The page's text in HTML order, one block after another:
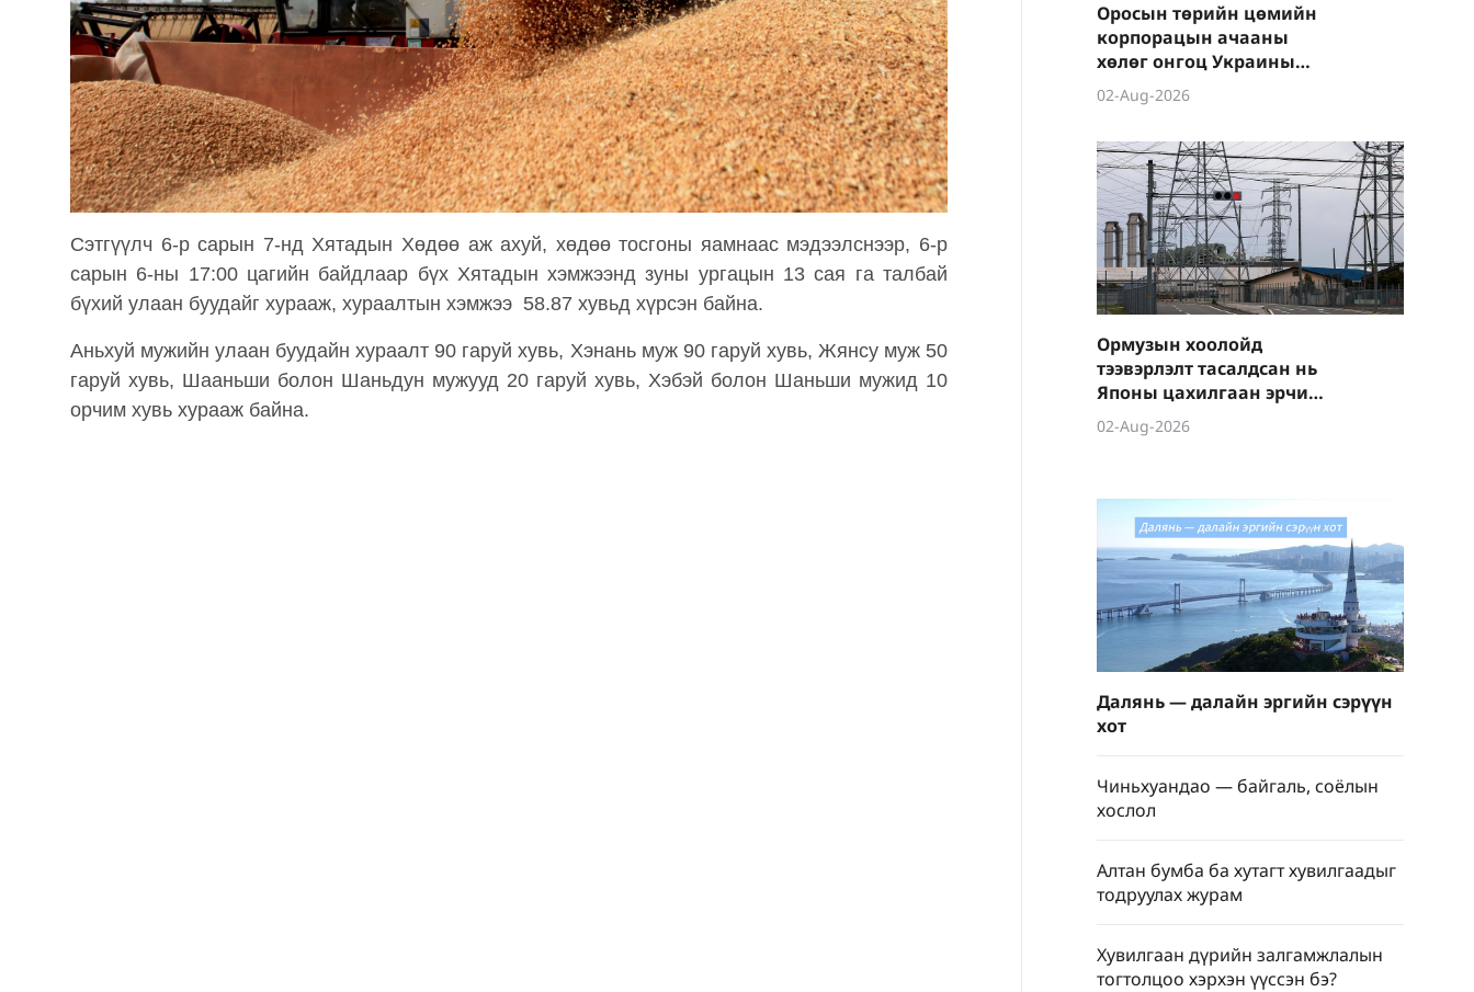
Сэтгүүлч 6-р сарын 7-нд Хятадын Хөдөө аж ахуй, хөдөө тосгоны яамнаас мэдээлснээр, 6-р
сарын 6-ны 17:00 цагийн байдлаар бүх Хятадын хэмжээнд зуны ургацын 13 сая га талбай
бүхий улаан буудайг хурааж, хураалтын хэмжээ 58.87 хувьд хүрсэн байна.
Аньхуй мужийн улаан буудайн хураалт 90 гаруй хувь, Хэнань муж 90 гаруй хувь, Жянсу муж 50
гаруй хувь, Шааньши болон Шаньдун мужууд 20 гаруй хувь, Хэбэй болон Шаньши мужид 10
орчим хувь хурааж байна.
Оросын төрийн цөмийн
корпорацын ачааны
хөлөг онгоц Украины
дроны дайралтад өртжээ
02-Aug-2026
Ормузын хоолойд
тээвэрлэлт тасалдсан нь
Японы цахилгаан эрчим
хүчний үнийг 30%-иар
өсгөв
02-Aug-2026
Далянь — далайн эргийн сэрүүн
хот
Чиньхуандао — байгаль, соёлын
хослол
Алтан бумба ба хутагт хувилгаадыг
тодруулах журам
Хувилгаан дүрийн залгамжлалын
тогтолцоо хэрхэн үүссэн бэ?